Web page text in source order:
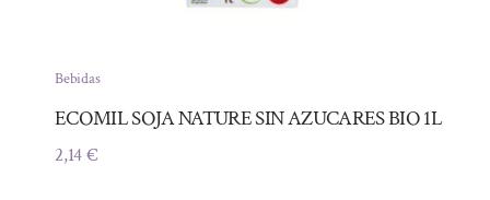
Bebidas
ECOMIL SOJA NATURE SIN AZUCARES BIO 1L
2,14€